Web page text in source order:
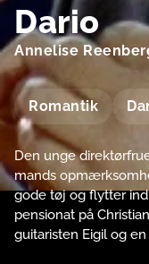
Dario
Annelise
Romantik
Den unge
mands
gode tøj og flytter
pensionat på
guitaristen Eigil og